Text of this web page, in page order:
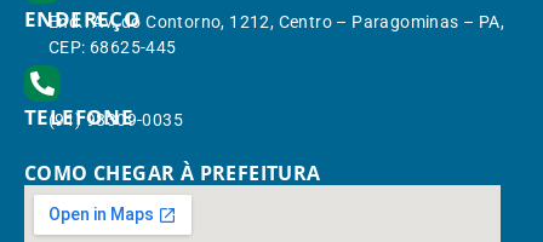
ENDEREÇO
End.: Av. do Contorno, 1212, Centro – Paragominas – PA,
CEP: 68625-445
TELEFONE
(91) 98309-0035
COMO CHEGAR À PREFEITURA